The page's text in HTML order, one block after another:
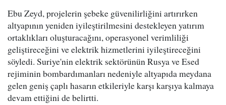
Ebu Zeyd, projelerin şebeke güvenilirliğini artırırken
altyapının yeniden iyileştirilmesini destekleyen yatırım
ortaklıkları oluşturacağını, operasyonel verimliliği
geliştireceğini ve elektrik hizmetlerini iyileştireceğini
söyledi. Suriye'nin elektrik sektörünün Rusya ve Esed
rejiminin bombardımanları nedeniyle altyapıda meydana
gelen geniş çaplı hasarın etkileriyle karşı karşıya kalmaya
devam ettiğini de belirtti.